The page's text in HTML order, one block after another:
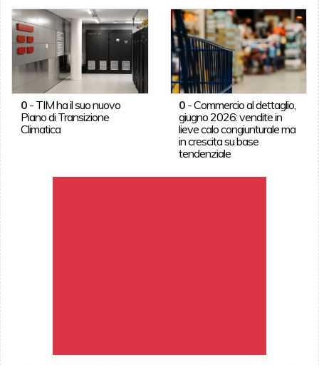
0- TIM ha il suo nuovo
Piano di Transizione
Climatica
0 -Commercio al dettaglio,
giugno 2026: vendite in
lieve calo congiunturale ma
in crescita su base
tendenziale